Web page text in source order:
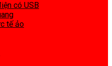
có USB
tế ảo